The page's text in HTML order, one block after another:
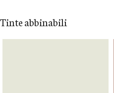
Tinte abbinabili